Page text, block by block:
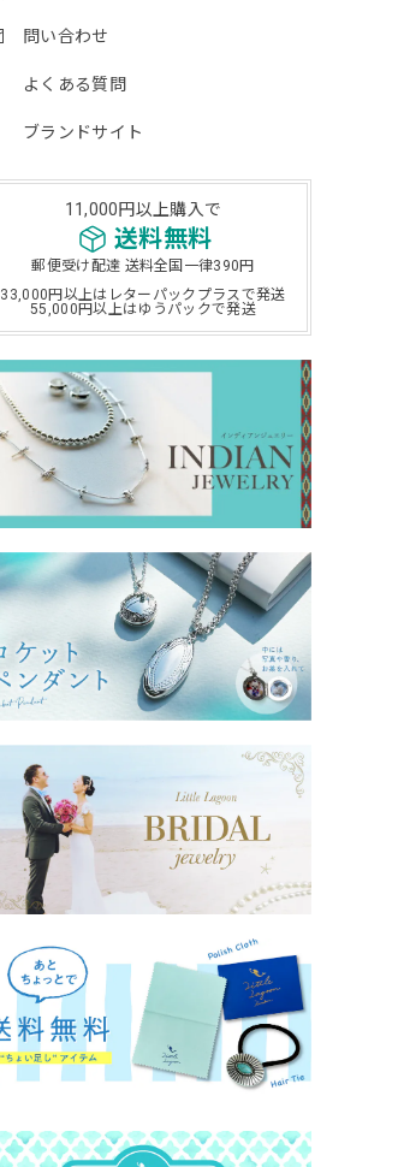
問い合わせ
よくある質問
ブランドサイト
11,000円以上購入で
送料無料
郵便受け配達 送料全国一律390円
33,000円以上はレターパックプラスで発送
55,000円以上はゆうパックで発送